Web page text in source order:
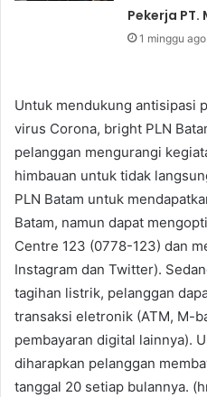
Pekerja
1 minggu ago
Untuk mendukung antisipasi
virus Corona, bright PLN
pelanggan mengurangi
himbauan untuk tidak
PLN Batam untuk
Batam, namun dapat
Centre 123 (0778-123) dan
Instagram dan Twitter).
tagihan listrik, pelanggan
transaksi eletronik (ATM, M-
pembayaran digital lainnya).
diharapkan pelanggan
tanggal 20 setiap bulannya.